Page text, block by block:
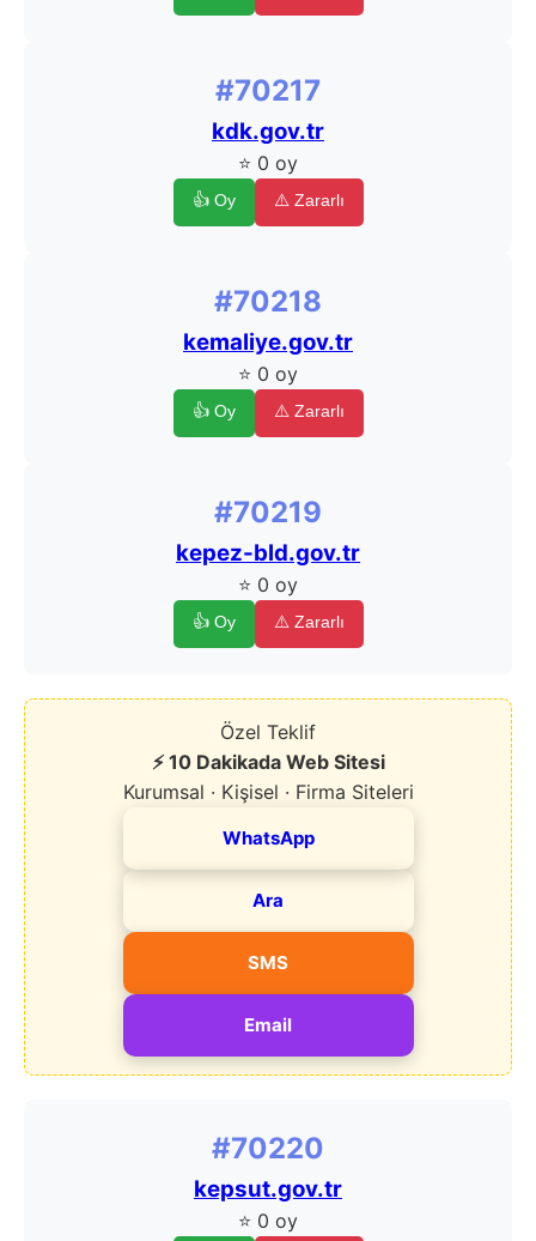
#70217
kdk.gov.tr
⭐ 0 oy
👍 Oy ⚠️ Zararlı
#70218
kemaliye.gov.tr
⭐ 0 oy
👍 Oy ⚠️ Zararlı
#70219
kepez-bld.gov.tr
⭐ 0 oy
👍 Oy ⚠️ Zararlı
Özel Teklif
⚡ 10 Dakikada Web Sitesi
Kurumsal · Kişisel · Firma Siteleri
WhatsApp
Ara
SMS
Email
#70220
kepsut.gov.tr
⭐ 0 oy